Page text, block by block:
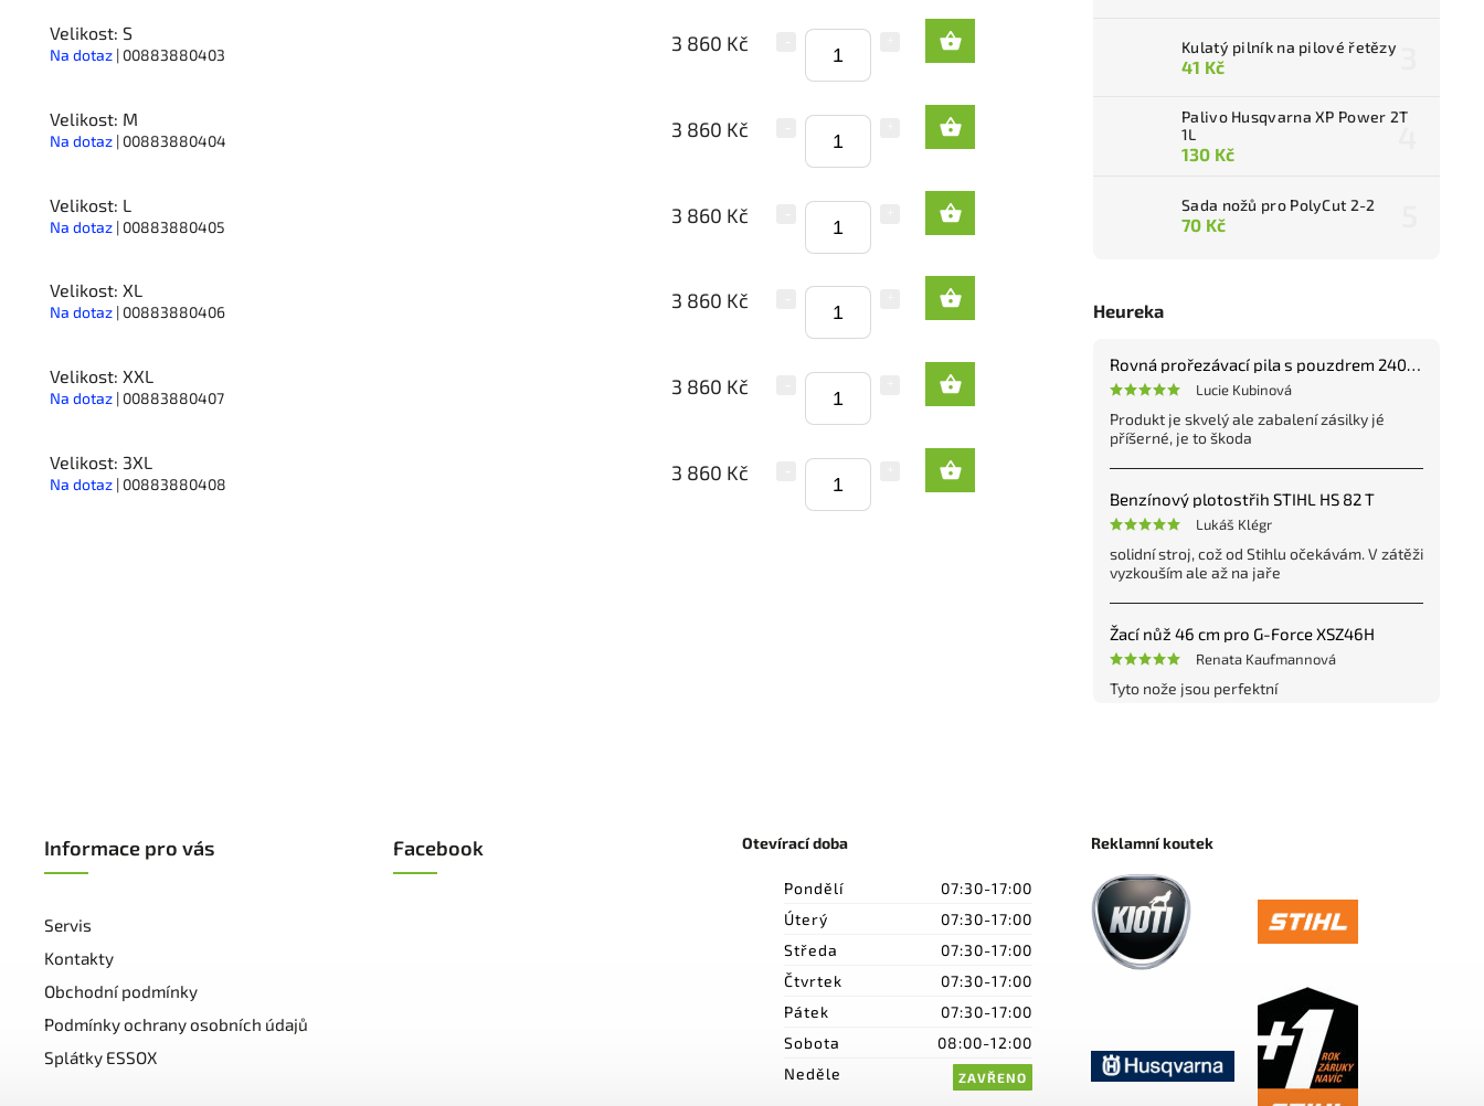
Kulatý pilník na pilové řetězy
41 Kč
Palivo Husqvarna XP Power 2T
1L
130 Kč
Sada nožů pro PolyCut 2-2
70 Kč
Heureka
Rovná prořezávací pila s pouzdrem 240 mm
Lucie Kubinová
Produkt je skvelý ale zabalení zásilky jé
příšerné, je to škoda
Benzínový plotostřih STIHL HS 82 T
Lukáš Klégr
solidní stroj, což od Stihlu očekávám. V zátěži
vyzkouším ale až na jaře
Žací nůž 46 cm pro G-Force XSZ46H
Renata Kaufmannová
Tyto nože jsou perfektní
Velikost: S
Na dotaz | 00883880403 3 860 Kč
Velikost: M
Na dotaz | 00883880404 3 860 Kč
Velikost: L
Na dotaz | 00883880405 3 860 Kč
Velikost: XL
Na dotaz | 00883880406 3 860 Kč
Velikost: XXL
Na dotaz | 00883880407 3 860 Kč
Velikost: 3XL
Na dotaz | 00883880408 3 860 Kč
Informace pro vás
Servis
Kontakty
Obchodní podmínky
Podmínky ochrany osobních údajů
Splátky ESSOX
Facebook Otevírací doba
Pondělí
07:30-17:00
Úterý
07:30-17:00
Středa
07:30-17:00
Čtvrtek
07:30-17:00
Pátek
07:30-17:00
Sobota
08:00-12:00
Neděle
ZAVŘENO
Reklamní koutek